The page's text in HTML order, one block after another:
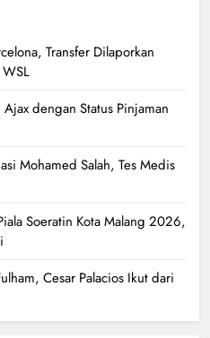
Transfer Dilaporkan
dengan Status Pinjaman
Mohamed Salah, Tes Medis
Soeratin Kota Malang 2026,
Cesar Palacios Ikut dari